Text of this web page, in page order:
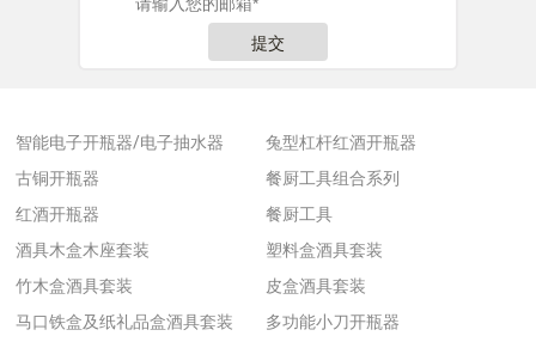
提交
智能电子开瓶器/电子抽水器
兔型杠杆红酒开瓶器
古铜开瓶器
餐厨工具组合系列
红酒开瓶器
餐厨工具
酒具木盒木座套装
塑料盒酒具套装
竹木盒酒具套装
皮盒酒具套装
马口铁盒及纸礼品盒酒具套装
多功能小刀开瓶器